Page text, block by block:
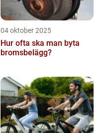
04 oktober 2025
Hur ofta ska man byta
bromsbelägg?